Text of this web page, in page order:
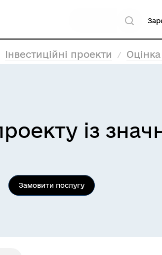
Інвестиційні проекти Оцінка
із
Замовити послугу